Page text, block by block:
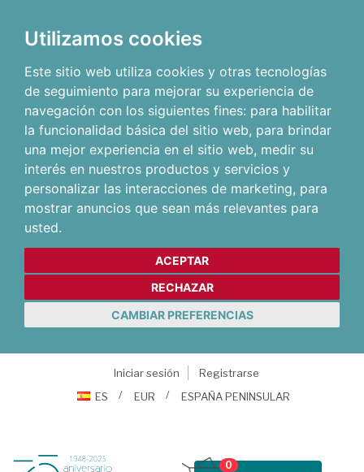
Utilizamos cookies
Este sitio web utiliza cookies y otras tecnologías
de seguimiento para mejorar su experiencia de
navegación con los siguientes fines: para habilitar
la funcionalidad básica del sitio web, para brindar
una mejor experiencia en el sitio web, medir su
interés en nuestros productos y servicios y
personalizar las interacciones de marketing, para
mostrar anuncios que sean más relevantes para
usted.
ACEPTAR
RECHAZAR
CAMBIAR PREFERENCIAS
Iniciar sesión
Registrarse
ES
EUR ESPAÑA PENINSULAR
0